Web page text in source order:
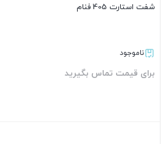
شفت استارت 405 فنام
ناموجود
برای قیمت تماس بگیرید